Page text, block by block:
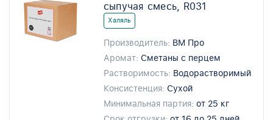
сыпучая смесь, R031
Халяль
Производитель: ВМ Про
Аромат: Сметаны с перцем
Растворимость: Водорастворимый
Консистенция: Сухой
Минимальная партия: от 25 кг